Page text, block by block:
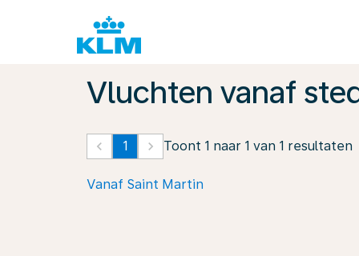
Vluchten vanaf
keyboard_arrow_left 1 keyboard_arrow_right Toont 1 naar 1 van 1 resultaten
Vanaf Saint Martin